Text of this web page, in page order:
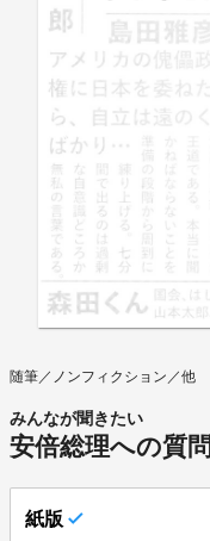
随筆／ノンフィクション／他
みんなが聞きたい
安倍総理への質問
紙版